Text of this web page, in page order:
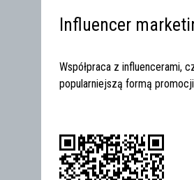
Influencer
Współpraca z influencerami,
popularniejszą formą